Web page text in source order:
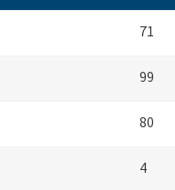
71
99
80
4